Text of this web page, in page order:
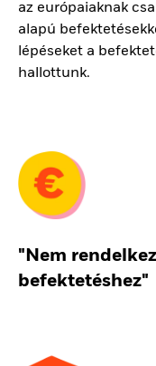
az európaiaknak
alapú
lépéseket a
hallottunk.
"Nem
befektetéshez"